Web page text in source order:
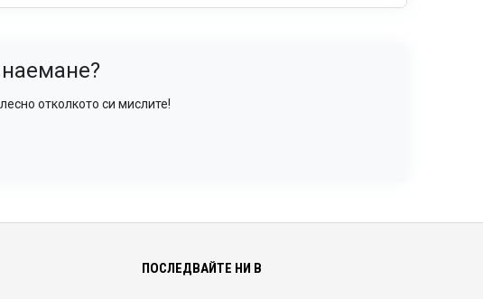
отколкото си мислите!
ПОСЛЕДВАЙТЕ НИ В